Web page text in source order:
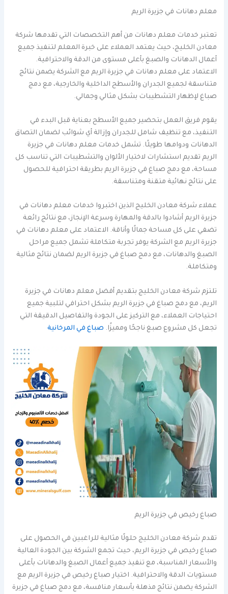
معلم دهانات في جزيرة الريم
تعتبر خدمات معلم دهانات من أهم التخصصات التي تقدمها شركة
معادن الخليج، حيث يعتمد العملاء على خبرة المعلم لتنفيذ جميع
أعمال الدهانات والصبغ بأعلى مستوى من الدقة والاحترافية.
الاعتماد على معلم دهانات في جزيرة الريم مع الشركة يضمن نتائج
متناسقة لجميع الجدران والأسطح الداخلية والخارجية، مع دمج
صباغ لإظهار التشطيبات بشكل مثالي وجمالي.
يقوم فريق العمل بتحضير جميع الأسطح بعناية قبل البدء في
التنفيذ، مع تنظيف شامل للجدران وإزالة أي شوائب لضمان التصاق
الدهانات ودوامها طويلًا. تشمل خدمات معلم دهانات في جزيرة
الريم تقديم استشارات لاختيار الألوان والتشطيبات التي تناسب كل
مساحة، مع دمج صباغ في جزيرة الريم بطريقة احترافية للحصول
على نتائج نهائية متقنة ومتناسقة.
عملاء شركة معادن الخليج الذين اختبروا خدمات معلم دهانات في
جزيرة الريم أشادوا بالدقة والمهارة وسرعة الإنجاز، مع نتائج رائعة
تضفي على كل مساحة جمالًا وأناقة. الاعتماد على معلم دهانات في
جزيرة الريم مع الشركة يوفر تجربة متكاملة تشمل جميع مراحل
الصبغ والدهانات، مع دمج صباغ في جزيرة الريم لضمان نتائج مثالية
ومتكاملة.
تلتزم شركة معادن الخليج بتقديم أفضل معلم دهانات في جزيرة
الريم، مع دمج صباغ في جزيرة الريم بشكل احترافي لتلبية جميع
احتياجات العملاء، مع التركيز على الجودة والتفاصيل الدقيقة التي
تجعل كل مشروع صبغ ناجحًا ومميزًا. صباغ في المرخانية
صباغ رخيص في جزيرة الريم
تقدم شركة معادن الخليج حلولًا مثالية للراغبين في الحصول على
صباغ رخيص في جزيرة الريم، حيث تجمع الشركة بين الجودة العالية
والأسعار المناسبة، مع تنفيذ جميع أعمال الصبغ والدهانات بأعلى
مستويات الدقة والاحترافية. اختيار صباغ رخيص في جزيرة الريم مع
الشركة يضمن نتائج مذهلة بأسعار منافسة، مع دمج صباغ في جزيرة